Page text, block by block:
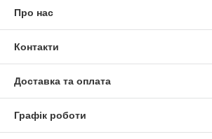
Про нас
Контакти
Доставка та оплата
Графік роботи